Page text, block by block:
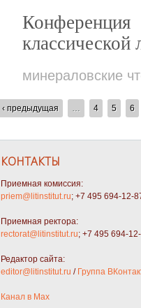
классической
минераловские
‹ предыдущая 4 5 6
КОНТАКТЫ
Приемная комиссия:
priem@litinstitut.ru; +7 495 694-12-
Приемная ректора:
rectorat@litinstitut.ru; +7 495 694-
Редактор сайта:
editor@litinstitut.ru / Группа
Канал в Max